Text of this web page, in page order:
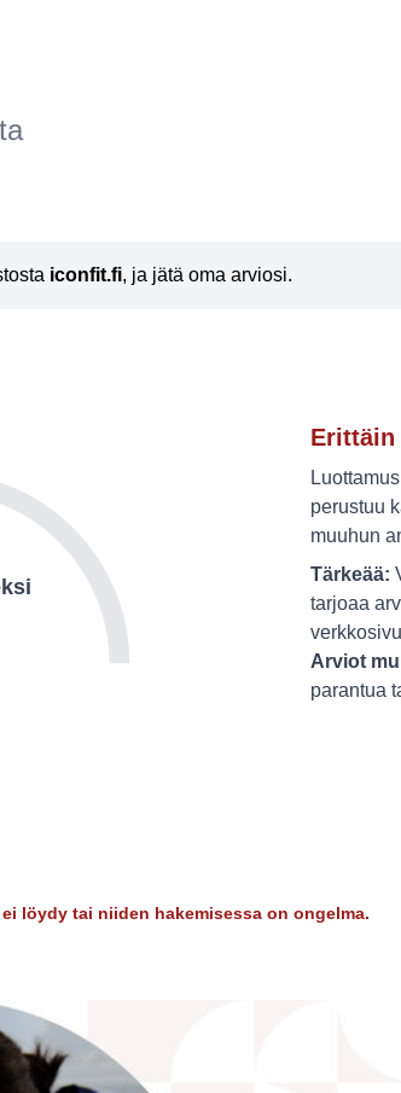
iconfit.fi, ja jätä oma arviosi.
Erittäin
perustuu
muuhun
Tärkeää:
tarjoaa
Arviot
parantua
löydy tai niiden hakemisessa on ongelma.